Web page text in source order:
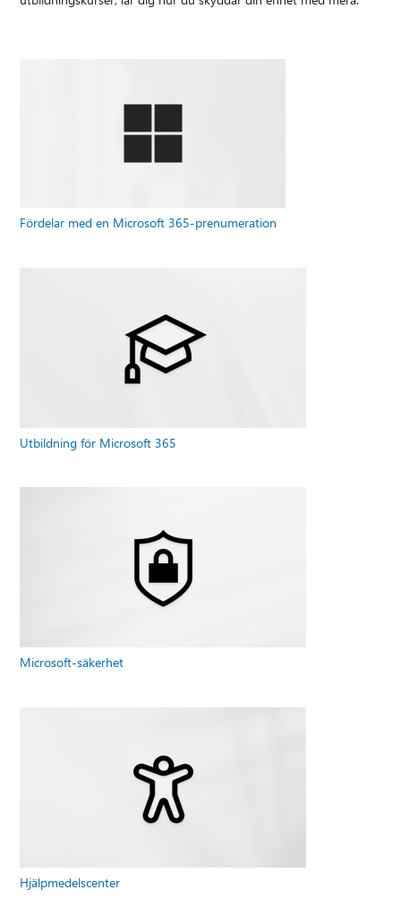
Fördelar med en Microsoft 365-prenumeration
Utbildning för Microsoft 365
Microsoft-säkerhet
Hjälpmedelscenter